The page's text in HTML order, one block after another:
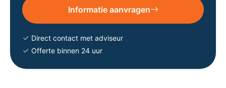
Informatie aanvragen
Direct contact met adviseur
Offerte binnen 24 uur